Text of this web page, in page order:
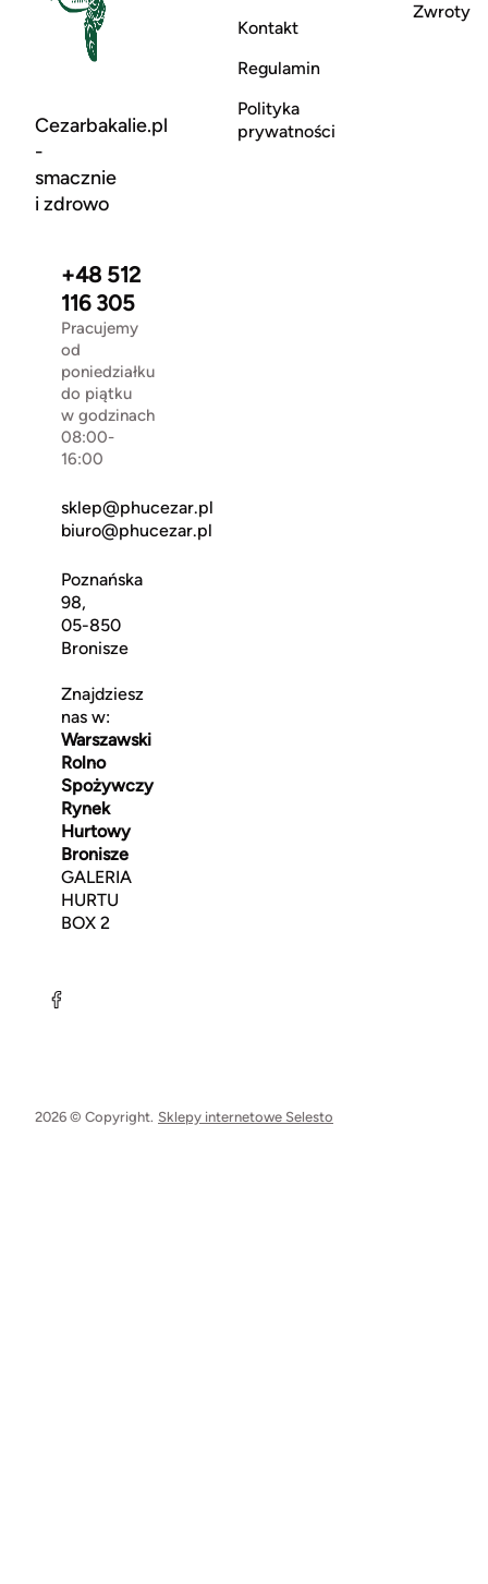
Cezarbakalie.pl
-
smacznie
i zdrowo
+48 512
116 305
Pracujemy
od
poniedziałku
do piątku
w godzinach
08:00-
16:00
sklep@phucezar.pl
biuro@phucezar.pl
Poznańska
98,
05-850
Bronisze
Znajdziesz
nas w:
Warszawski
Rolno
Spożywczy
Rynek
Hurtowy
Bronisze
GALERIA
HURTU
BOX 2
Kontakt
Regulamin
Polityka
prywatności
Zwroty
2026 © Copyright. Sklepy internetowe Selesto